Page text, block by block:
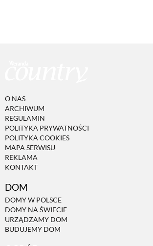
O NAS
ARCHIWUM
REGULAMIN
POLITYKA PRYWATNOŚCI
POLITYKA COOKIES
MAPA SERWISU
REKLAMA
KONTAKT
DOM
DOMY W POLSCE
DOMY NA ŚWIECIE
URZĄDZAMY DOM
BUDUJEMY DOM